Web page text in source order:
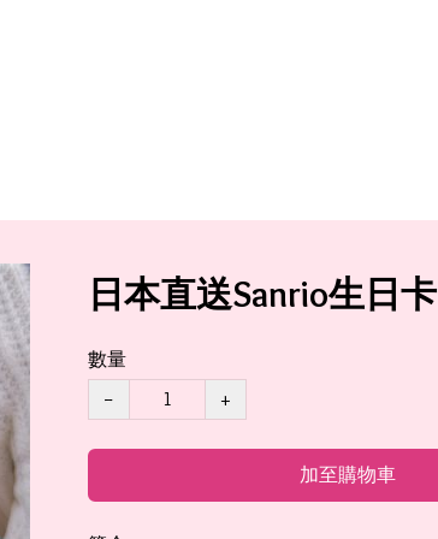
日本直送Sanrio生日卡
數量
−
+
加至購物車